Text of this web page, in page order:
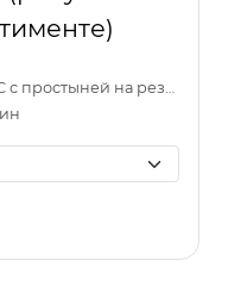
ЛЮКС с простыней на резинке